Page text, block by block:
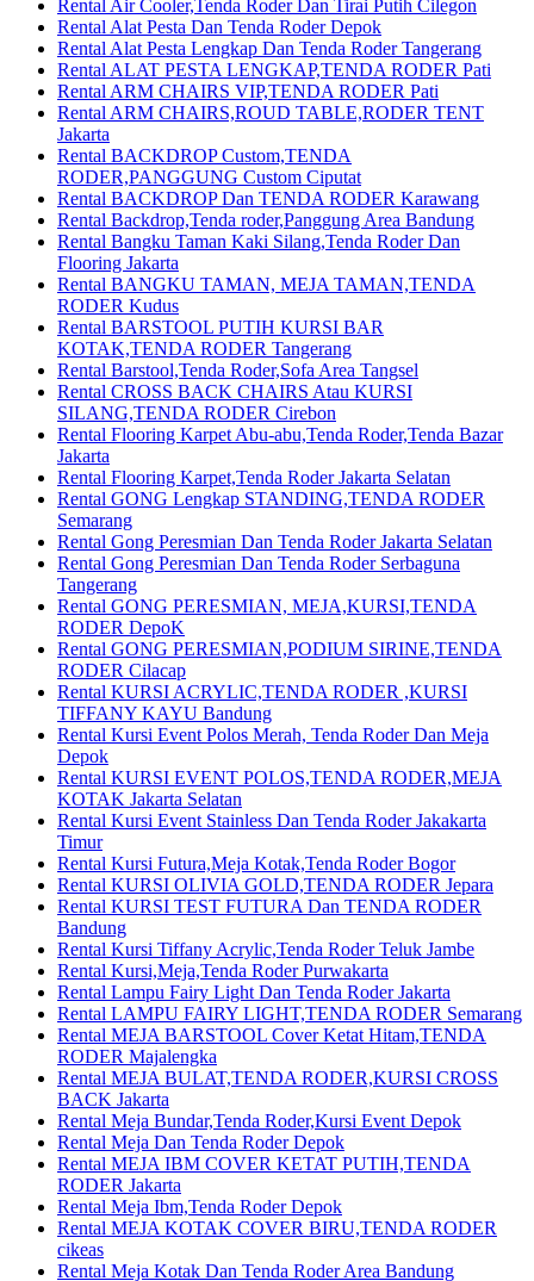
Rental Air Cooler,Tenda Roder Dan Tirai Putih Cilegon
Rental Alat Pesta Dan Tenda Roder Depok
Rental Alat Pesta Lengkap Dan Tenda Roder Tangerang
Rental ALAT PESTA LENGKAP,TENDA RODER Pati
Rental ARM CHAIRS VIP,TENDA RODER Pati
Rental ARM CHAIRS,ROUD TABLE,RODER TENT
Jakarta
Rental BACKDROP Custom,TENDA
RODER,PANGGUNG Custom Ciputat
Rental BACKDROP Dan TENDA RODER Karawang
Rental Backdrop,Tenda roder,Panggung Area Bandung
Rental Bangku Taman Kaki Silang,Tenda Roder Dan
Flooring Jakarta
Rental BANGKU TAMAN, MEJA TAMAN,TENDA
RODER Kudus
Rental BARSTOOL PUTIH KURSI BAR
KOTAK,TENDA RODER Tangerang
Rental Barstool,Tenda Roder,Sofa Area Tangsel
Rental CROSS BACK CHAIRS Atau KURSI
SILANG,TENDA RODER Cirebon
Rental Flooring Karpet Abu-abu,Tenda Roder,Tenda Bazar
Jakarta
Rental Flooring Karpet,Tenda Roder Jakarta Selatan
Rental GONG Lengkap STANDING,TENDA RODER
Semarang
Rental Gong Peresmian Dan Tenda Roder Jakarta Selatan
Rental Gong Peresmian Dan Tenda Roder Serbaguna
Tangerang
Rental GONG PERESMIAN, MEJA,KURSI,TENDA
RODER DepoK
Rental GONG PERESMIAN,PODIUM SIRINE,TENDA
RODER Cilacap
Rental KURSI ACRYLIC,TENDA RODER ,KURSI
TIFFANY KAYU Bandung
Rental Kursi Event Polos Merah, Tenda Roder Dan Meja
Depok
Rental KURSI EVENT POLOS,TENDA RODER,MEJA
KOTAK Jakarta Selatan
Rental Kursi Event Stainless Dan Tenda Roder Jakakarta
Timur
Rental Kursi Futura,Meja Kotak,Tenda Roder Bogor
Rental KURSI OLIVIA GOLD,TENDA RODER Jepara
Rental KURSI TEST FUTURA Dan TENDA RODER
Bandung
Rental Kursi Tiffany Acrylic,Tenda Roder Teluk Jambe
Rental Kursi,Meja,Tenda Roder Purwakarta
Rental Lampu Fairy Light Dan Tenda Roder Jakarta
Rental LAMPU FAIRY LIGHT,TENDA RODER Semarang
Rental MEJA BARSTOOL Cover Ketat Hitam,TENDA
RODER Majalengka
Rental MEJA BULAT,TENDA RODER,KURSI CROSS
BACK Jakarta
Rental Meja Bundar,Tenda Roder,Kursi Event Depok
Rental Meja Dan Tenda Roder Depok
Rental MEJA IBM COVER KETAT PUTIH,TENDA
RODER Jakarta
Rental Meja Ibm,Tenda Roder Depok
Rental MEJA KOTAK COVER BIRU,TENDA RODER
cikeas
Rental Meja Kotak Dan Tenda Roder Area Bandung